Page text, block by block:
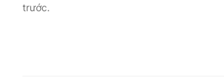
Sao
trước.